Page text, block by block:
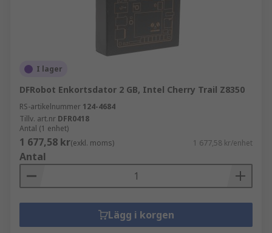
I lager
DFRobot Enkortsdator 2 GB, Intel Cherry Trail Z8350
RS-artikelnummer 124-4684
Tillv. art.nr DFR0418
Antal (1 enhet)
1 677,58 kr(exkl. moms) 1 677,58 kr/enhet
Antal
Lägg i korgen